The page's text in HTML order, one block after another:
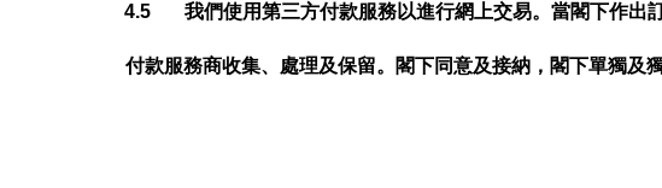
4.5 我們使用第三方付款服務以進行網上交易。當閣下作出
付款服務商收集、處理及保留。閣下同意及接納，閣下單獨